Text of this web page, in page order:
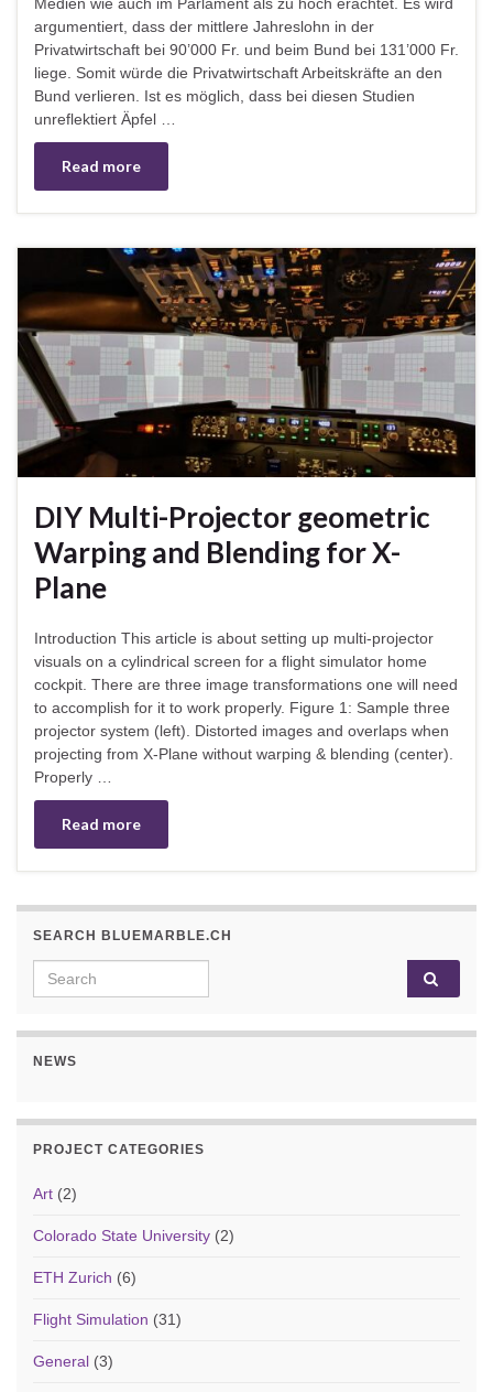
argumentiert, dass der mittlere Jahreslohn in der
Privatwirtschaft bei 90’000 Fr. und beim Bund bei 131’000 Fr.
liege. Somit würde die Privatwirtschaft Arbeitskräfte an den
Bund verlieren. Ist es möglich, dass bei diesen Studien
unreflektiert Äpfel …
Read more
DIY Multi-Projector geometric
Warping and Blending for X-
Plane
Introduction This article is about setting up multi-projector
visuals on a cylindrical screen for a flight simulator home
cockpit. There are three image transformations one will need
to accomplish for it to work properly. Figure 1: Sample three
projector system (left). Distorted images and overlaps when
projecting from X-Plane without warping & blending (center).
Properly …
Read more
SEARCH BLUEMARBLE.CH
Search for:
NEWS
PROJECT CATEGORIES
Art (2)
Colorado State University (2)
ETH Zurich (6)
Flight Simulation (31)
General (3)